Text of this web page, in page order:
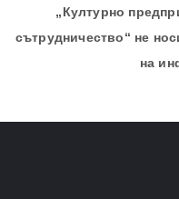
„Културно
сътрудничество“ не
на